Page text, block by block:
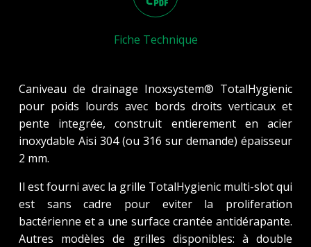
Fiche Technique
Caniveau de drainage Inoxsystem® TotalHygienic
pour poids lourds avec bords droits verticaux et
pente integrée, construit entierement en acier
inoxydable Aisi 304 (ou 316 sur demande) épaisseur
2 mm.
Il est fourni avec la grille TotalHygienic multi-slot qui
est sans cadre pour eviter la proliferation
bactérienne et a une surface crantée antidérapante.
Autres modèles de grilles disponibles: à double